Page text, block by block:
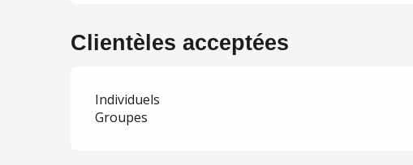
Clientèles acceptées
Individuels
Groupes